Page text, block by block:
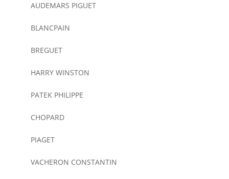
AUDEMARS PIGUET
BLANCPAIN
BREGUET
HARRY WINSTON
PATEK PHILIPPE
CHOPARD
PIAGET
VACHERON CONSTANTIN